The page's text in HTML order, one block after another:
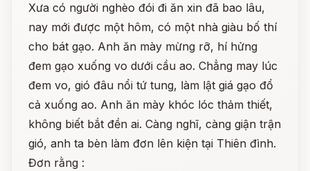
Xưa có người nghèo đói đi ăn xin đã bao lâu,
nay mới được một hôm, có một nhà giàu bố thí
cho bát gạo. Anh ăn mày mừng rỡ, hí hửng
đem gạo xuống vo dưới cầu ao. Chẳng may lúc
đem vo, gió đâu nổi tứ tung, làm lật giá gạo đổ
cả xuống ao. Anh ăn mày khóc lóc thảm thiết,
không biết bắt đền ai. Càng nghĩ, càng giận trận
gió, anh ta bèn làm đơn lên kiện tại Thiên đình.
Đơn rằng :